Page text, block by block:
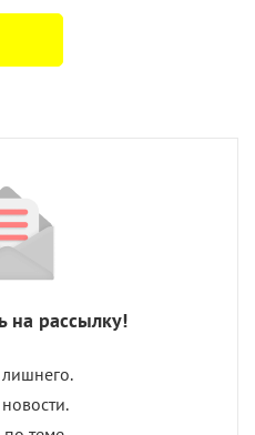
на рассылку!